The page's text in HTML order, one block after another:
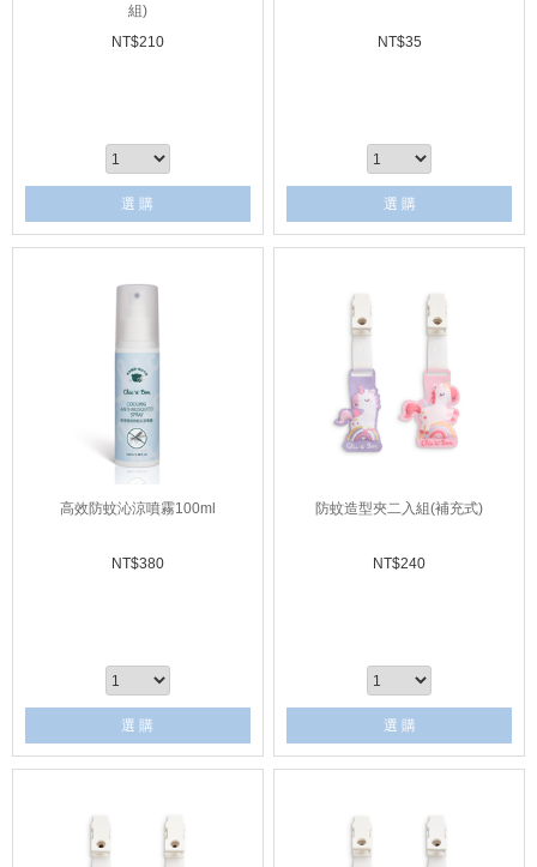
組)
NT$210
選 購
NT$35
選 購
高效防蚊沁涼噴霧100ml
NT$380
選 購
防蚊造型夾二入組(補充式)
NT$240
選 購